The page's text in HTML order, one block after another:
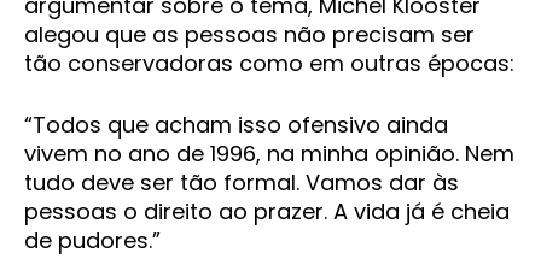
alegou que as pessoas não precisam ser
tão conservadoras como em outras épocas:
“Todos que acham isso ofensivo ainda
vivem no ano de 1996, na minha opinião. Nem
tudo deve ser tão formal. Vamos dar às
pessoas o direito ao prazer. A vida já é cheia
de pudores.”